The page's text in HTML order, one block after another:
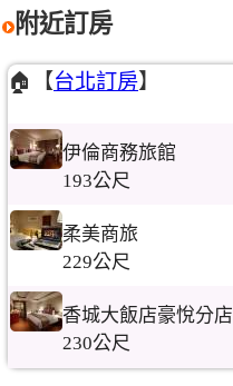
附近訂房
🏠【台北訂房】
伊倫商務旅館
193公尺
柔美商旅
229公尺
香城大飯店豪悅分店
230公尺